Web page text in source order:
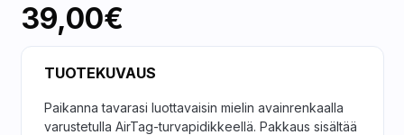
39,00€
TUOTEKUVAUS
Paikanna tavarasi luottavaisin mielin avainrenkaalla
varustetulla AirTag-turvapidikkeellä. Pakkaus sisältää